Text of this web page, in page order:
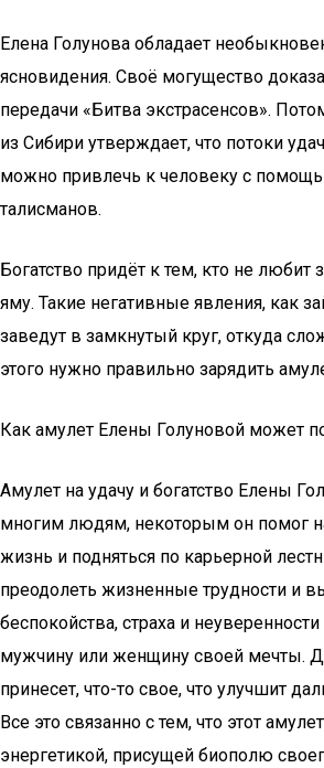
Елена Голунова обладает
ясновидения. Своё могущество
передачи «Битва экстрасенсов».
из Сибири утверждает, что потоки
можно привлечь к человеку с
талисманов.
Богатство придёт к тем, кто не любит
яму. Такие негативные явления, как
заведут в замкнутый круг, откуда
этого нужно правильно зарядить
Как амулет Елены Голуновой может
Амулет на удачу и богатство Елены
многим людям, некоторым он помог
жизнь и подняться по карьерной
преодолеть жизненные трудности и
беспокойства, страха и
мужчину или женщину своей мечты.
принесет, что-то свое, что улучшит
Все это связанно с тем, что этот
энергетикой, присущей биополю